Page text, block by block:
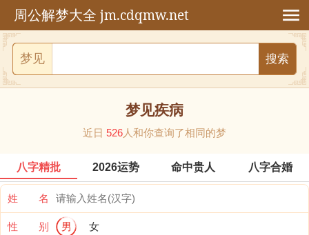
周公解梦大全 jm.cdqmw.net
梦见
梦见疾病
近日 526人和你查询了相同的梦
八字精批 2026运势 命中贵人 八字合婚
姓 名
性 别 男 女